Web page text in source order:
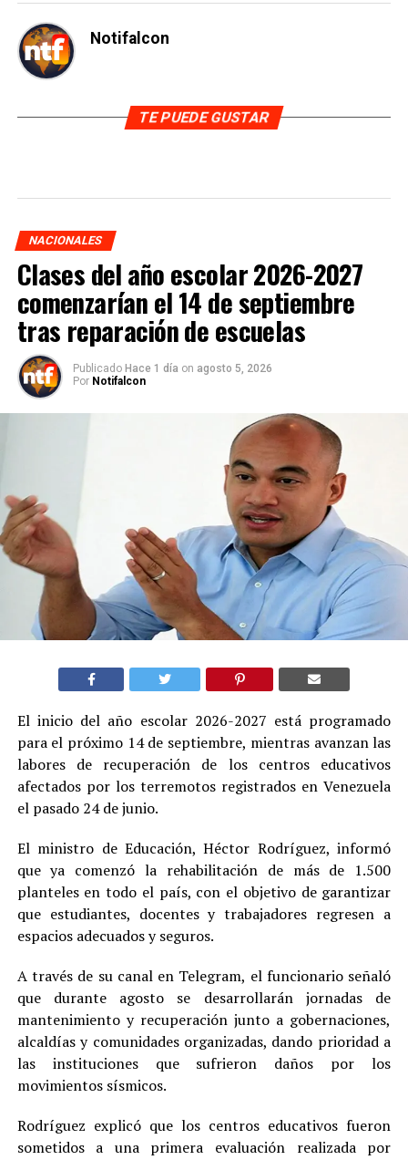
Notifalcon
TE PUEDE GUSTAR
NACIONALES
Clases del año escolar 2026-2027
comenzarían el 14 de septiembre
tras reparación de escuelas
Publicado Hace 1 día on agosto 5, 2026
Por Notifalcon
El inicio del año escolar 2026-2027 está programado
para el próximo 14 de septiembre, mientras avanzan las
labores de recuperación de los centros educativos
afectados por los terremotos registrados en Venezuela
el pasado 24 de junio.
El ministro de Educación, Héctor Rodríguez, informó
que ya comenzó la rehabilitación de más de 1.500
planteles en todo el país, con el objetivo de garantizar
que estudiantes, docentes y trabajadores regresen a
espacios adecuados y seguros.
A través de su canal en Telegram, el funcionario señaló
que durante agosto se desarrollarán jornadas de
mantenimiento y recuperación junto a gobernaciones,
alcaldías y comunidades organizadas, dando prioridad a
las instituciones que sufrieron daños por los
movimientos sísmicos.
Rodríguez explicó que los centros educativos fueron
sometidos a una primera evaluación realizada por